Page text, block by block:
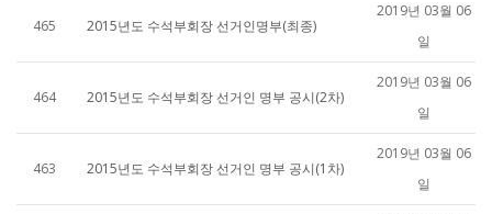
465 2015년도 수석부회장 선거인명부(최종)
2019년 03월 06
일
464 2015년도 수석부회장 선거인 명부 공시(2차)
2019년 03월 06
일
463 2015년도 수석부회장 선거인 명부 공시(1차)
2019년 03월 06
일